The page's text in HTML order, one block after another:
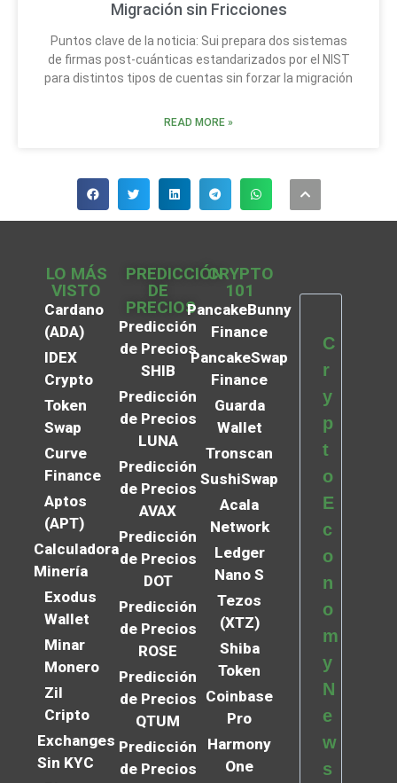
Migración sin Fricciones
Puntos clave de la noticia: Sui prepara dos sistemas
de firmas post-cuánticas estandarizados por el NIST
para distintos tipos de cuentas sin forzar la migración
READ MORE »
LO MÁS
VISTO
Cardano
(ADA)
IDEX
Crypto
Token
Swap
Curve
Finance
Aptos
(APT)
Calculadora
Minería
Exodus
Wallet
Minar
Monero
Zil
Cripto
Exchanges
Sin KYC
PREDICCIÓN
DE
PRECIOS
Predicción
de Precios
SHIB
Predicción
de Precios
LUNA
Predicción
de Precios
AVAX
Predicción
de Precios
DOT
Predicción
de Precios
ROSE
Predicción
de Precios
QTUM
Predicción
de Precios
CRYPTO
101
PancakeBunny
Finance
PancakeSwap
Finance
Guarda
Wallet
Tronscan
SushiSwap
Acala
Network
Ledger
Nano S
Tezos
(XTZ)
Shiba
Token
Coinbase
Pro
Harmony
One
C
r
y
p
t
o
E
c
o
n
o
m
y
N
e
w
s